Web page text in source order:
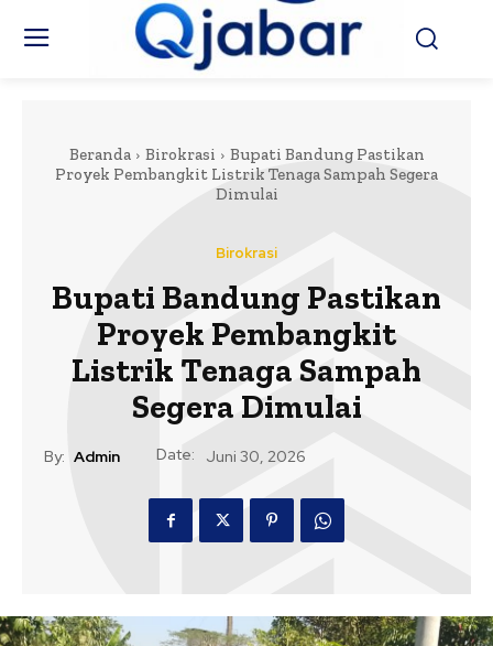
Beranda Birokrasi
Bupati Bandung Pastikan
Proyek Pembangkit Listrik Tenaga Sampah Segera
Dimulai
Birokrasi
Bupati Bandung Pastikan
Proyek Pembangkit
Listrik Tenaga Sampah
Segera Dimulai
By: Admin Date: Juni 30, 2026